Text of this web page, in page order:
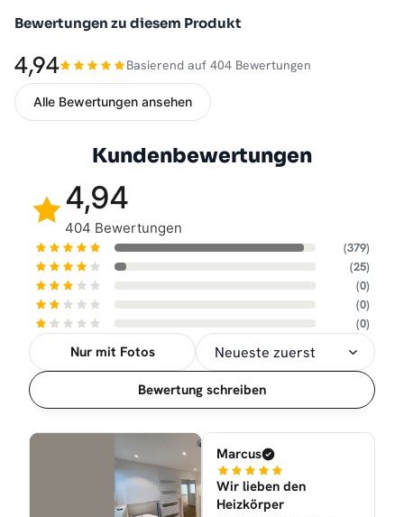
Bewertungen zu diesem Produkt
4,94 Basierend auf 404 Bewertungen
Alle Bewertungen ansehen
Kundenbewertungen
4,94
404 Bewertungen
(379)
(25)
(0)
(0)
(0)
Nur mit Fotos
Sortierung
Bewertung schreiben
Marcus
Wir lieben den
Heizkörper